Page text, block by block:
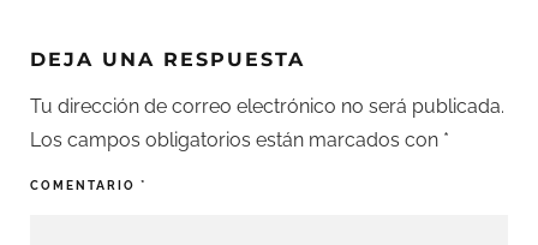
DEJA UNA RESPUESTA
Tu dirección de correo electrónico no será publicada.
Los campos obligatorios están marcados con *
COMENTARIO *